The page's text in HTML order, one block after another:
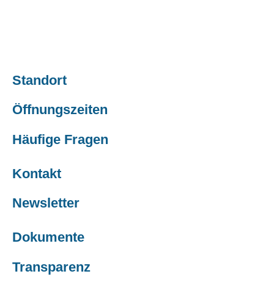
Standort
Öffnungszeiten
Häufige Fragen
Kontakt
Newsletter
Dokumente
Transparenz